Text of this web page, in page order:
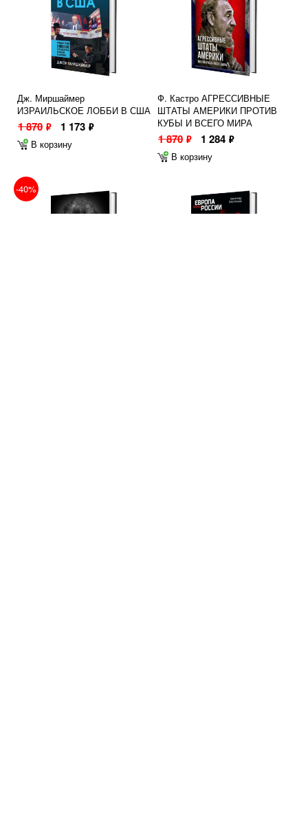
Дж. Миршаймер
ИЗРАИЛЬСКОЕ ЛОББИ В США
1 870 ф 1 173 ф
В корзину
Ф. Кастро АГРЕССИВНЫЕ
ШТАТЫ АМЕРИКИ ПРОТИВ
КУБЫ И ВСЕГО МИРА
1 870 ф 1 284 ф
В корзину
-40%